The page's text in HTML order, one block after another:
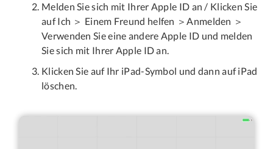
Melden Sie sich mit Ihrer Apple ID an / Klicken Sie
auf Ich ＞ Einem Freund helfen ＞Anmelden ＞
Verwenden Sie eine andere Apple ID und melden
Sie sich mit Ihrer Apple ID an.
Klicken Sie auf Ihr iPad-Symbol und dann auf iPad
löschen.